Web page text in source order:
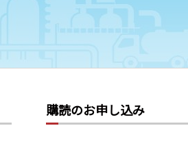
購読のお申し込み